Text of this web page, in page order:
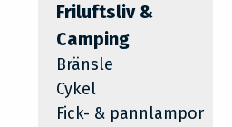
Friluftsliv &
Camping
Bränsle
Cykel
Fick- & pannlampor